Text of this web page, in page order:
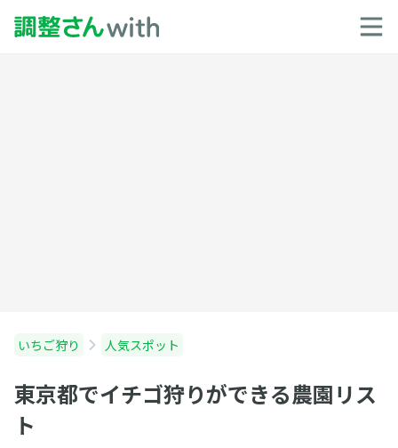
いちご狩り 人気スポット
東京都でイチゴ狩りができる農園リス
ト